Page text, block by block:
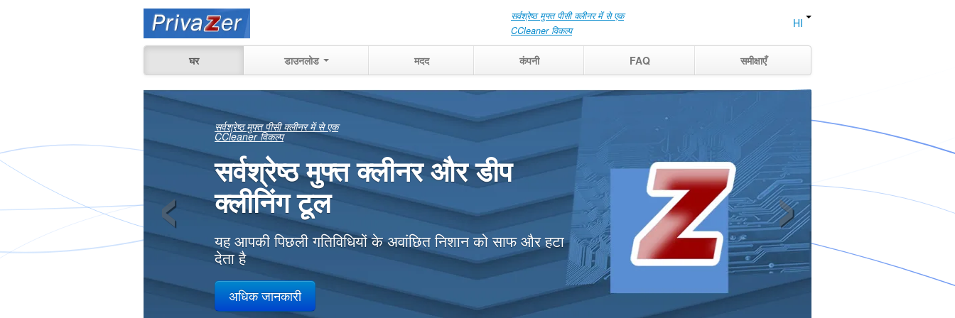
सर्वश्रेष्ठ मुफ्त पीसी क्लीनर में से एक
CCleaner विकल्प
HI
घर डाउनलोड मदद कंपनी FAQ समीक्षाएँ
देखें कि वास्तव में क्या अभी
भी बरामद किया जा सकता है
घर पर अपने पीसी पर अपने पिछले गतिविधियों की, काम
पर
अधिक जानकारी
‹ ›